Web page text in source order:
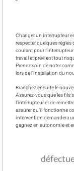
Changer un interrupteur
respecter quelques règles
courant pour
travail et prévient tout
Prenez soin de noter
lors de l’installation du
Branchez ensuite le
Assurez-vous que les fils
l’interrupteur et de
assurer qu’il fonctionne
intervention demandera
gagnez en autonomie et